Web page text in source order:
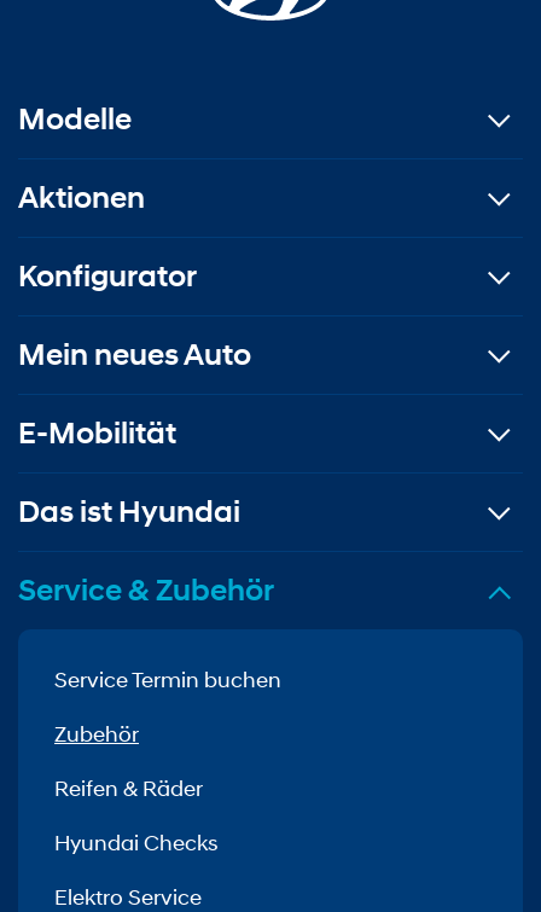
Modelle
Aktionen
Konfigurator
Mein neues Auto
E-Mobilität
Das ist Hyundai
Service & Zubehör
Service Termin buchen
Zubehör
Reifen & Räder
Hyundai Checks
Elektro Service